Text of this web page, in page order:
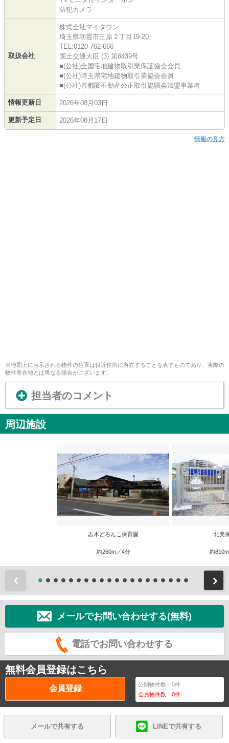
防犯カメラ
取扱会社
株式会社マイタウン
埼玉県朝霞市三原２丁目19-20
TEL:0120-762-666
国土交通大臣 (3) 第8439号
■(公社)全国宅地建物取引業保証協会会員
■(公社)埼玉県宅地建物取引業協会会員
■(公社)首都圏不動産公正取引協議会加盟事業者
情報更新日 2026年08月03日
更新予定日 2026年08月17日
情報の見方
※地図上に表示される物件の位置は付近住所に所在することを表すものであり、実際の
物件所在地とは異なる場合がございます。
担当者のコメント
周辺施設
志木どろんこ保育園
約260m／4分
北美
約
メールでお問い合わせする(無料)
電話でお問い合わせする
無料会員登録はこちら
会員登録 公開物件数：0件
会員物件数：0件
メールで共有する LINEで共有する